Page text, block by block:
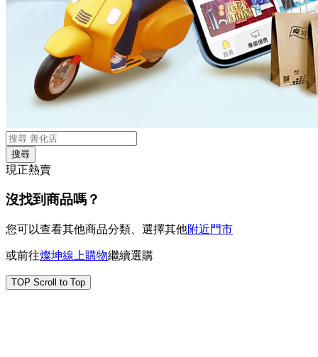
搜尋
現正熱賣
沒找到商品嗎？
您可以查看其他商品分類、選擇其他附近門市
或前往燦坤線上購物繼續選購
TOP Scroll to Top